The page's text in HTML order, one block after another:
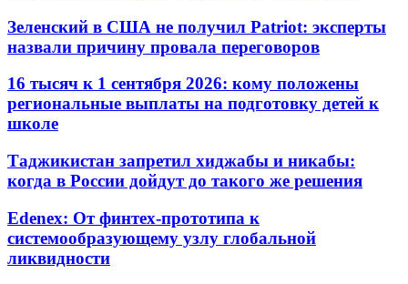
Зеленский в США не получил Patriot: эксперты
назвали причину провала переговоров
16 тысяч к 1 сентября 2026: кому положены
региональные выплаты на подготовку детей к
школе
Таджикистан запретил хиджабы и никабы:
когда в России дойдут до такого же решения
Edenex: От финтех-прототипа к
системообразующему узлу глобальной
ликвидности